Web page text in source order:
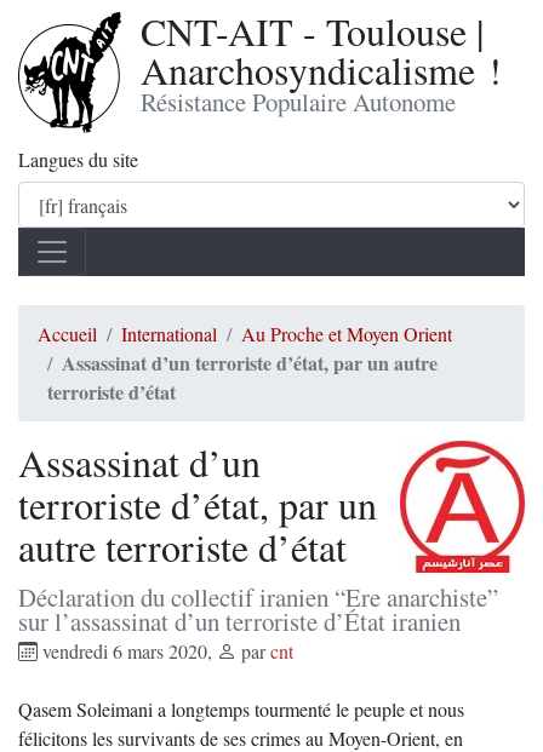
CNT-AIT - Toulouse |
Anarchosyndicalisme !
Résistance Populaire Autonome
Langues du site
Accueil International Au Proche et Moyen Orient
Assassinat d’un terroriste d’état, par un autre
terroriste d’état
Assassinat d’un
terroriste d’état, par un
autre terroriste d’état
Déclaration du collectif iranien “Ere anarchiste”
sur l’assassinat d’un terroriste d’État iranien
vendredi 6 mars 2020, parcnt
Qasem Soleimani a longtemps tourmenté le peuple et nous
félicitons les survivants de ses crimes au Moyen-Orient, en